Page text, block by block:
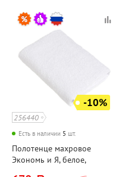
-10%
256440
Есть в наличии 5 шт.
Полотенце махровое
Экономь и Я, белое,